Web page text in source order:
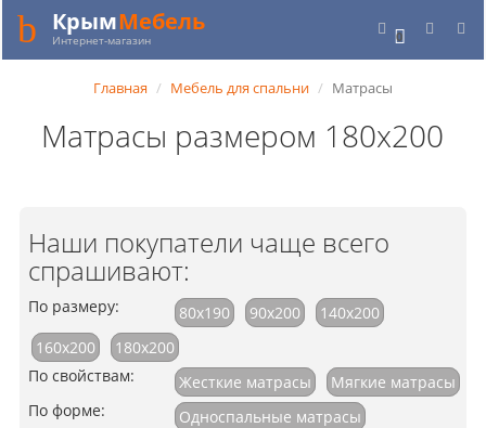
0
КрымМебель
Интернет-магазин
Главная Мебель для спальни Матрасы
Матрасы размером 180х200
Наши покупатели чаще всего
спрашивают:
По размеру: 80x190 90x200
140x200
160x200
180x200
По свойствам:
Жесткие матрасы
Мягкие матрасы
По форме:
Односпальные матрасы